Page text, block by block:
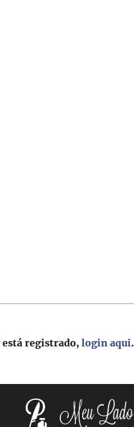
está registrado,login aqui.